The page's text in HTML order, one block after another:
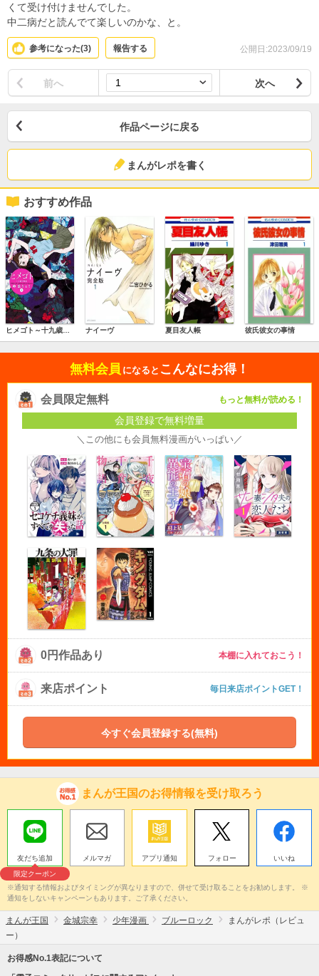
くて受け付けませんでした。
中二病だと読んでて楽しいのかな、と。
公開日:2023/09/19
参考になった(3) 報告する
前へ 次へ
作品ページに戻る
まんがレポを書く
おすすめ作品
ナイーヴ 夏目友人帳 彼氏彼女の事情
無料会員 になると こんなにお得！
会員限定無料 もっと無料が読める！
会員登録で無料増量
＼この他にも会員無料漫画がいっぱい／
0円作品あり 本棚に入れておこう！
来店ポイント 毎日来店ポイントGET！
今すぐ会員登録する(無料)
まんが王国のお得情報を受け取ろう
友だち追加
限定クーポン
メルマガ アプリ通知 フォロー いいね
※通知する情報およびタイミングが異なりますので、併せて受け取ることをお勧めします。 ※
通知をしないキャンペーンもあります。ご了承ください。
まんが王国 金城宗幸 少年漫画 ブルーロック
まんがレポ（レビュ
ー）
お得感No.1表記について